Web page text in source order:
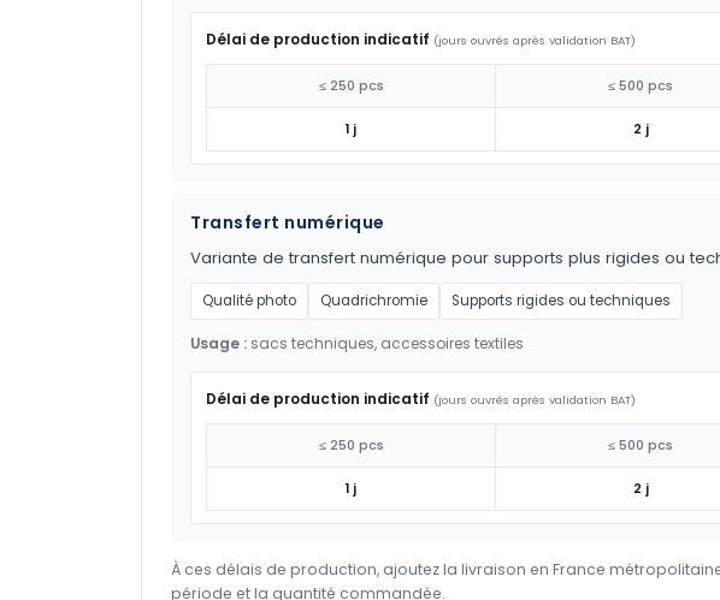
Délai de production indicatif (jours ouvrés après validation BAT)
≤ 250 pcs ≤ 500 pcs
1 j 2 j
Transfert numérique
Variante de transfert numérique pour supports plus rigides ou
Qualité photo Quadrichromie Supports rigides ou techniques
Usage : sacs techniques, accessoires textiles
Délai de production indicatif (jours ouvrés après validation BAT)
≤ 250 pcs ≤ 500 pcs
1 j 2 j
À ces délais de production, ajoutez la livraison en France
période et la quantité commandée.